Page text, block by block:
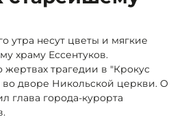
утра несут цветы и мягкие
храму Ессентуков.
трагедии в "Крокус
во дворе Никольской церкви. О
глава города-курорта